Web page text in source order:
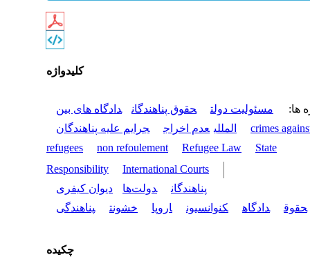
کلیدواژه
ها: مسئولیت دولت حقوق پناهندگان
دادگاه های بین
المللی عدم اخراج جرایم علیه پناهندگان
crimes
refugees
non refoulement Refugee Law
State
Responsibility
International Courts
پناهندگان
دولت‌ها
دیوان کیفری
حقوق
دادگاه کنوانسیون اروپا خشونت پناهندگی
چکیده